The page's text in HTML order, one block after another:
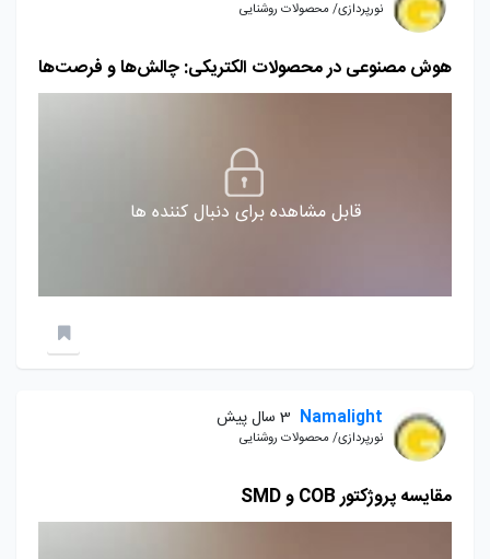
نورپردازی/ محصولات روشنایی
هوش مصنوعی در محصولات الکتریکی: چالش‌ها و فرصت‌ها
قابل مشاهده برای دنبال کننده ها
Namalight 3 سال پیش
نورپردازی/ محصولات روشنایی
مقایسه پروژکتور COB و SMD